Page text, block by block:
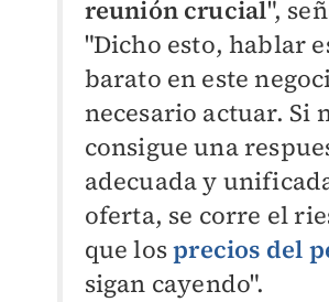
reunión crucial",
"Dicho esto, hablar
barato en este
necesario actuar. Si
consigue una
adecuada y
oferta, se corre el
que losprecios del
sigan cayendo".